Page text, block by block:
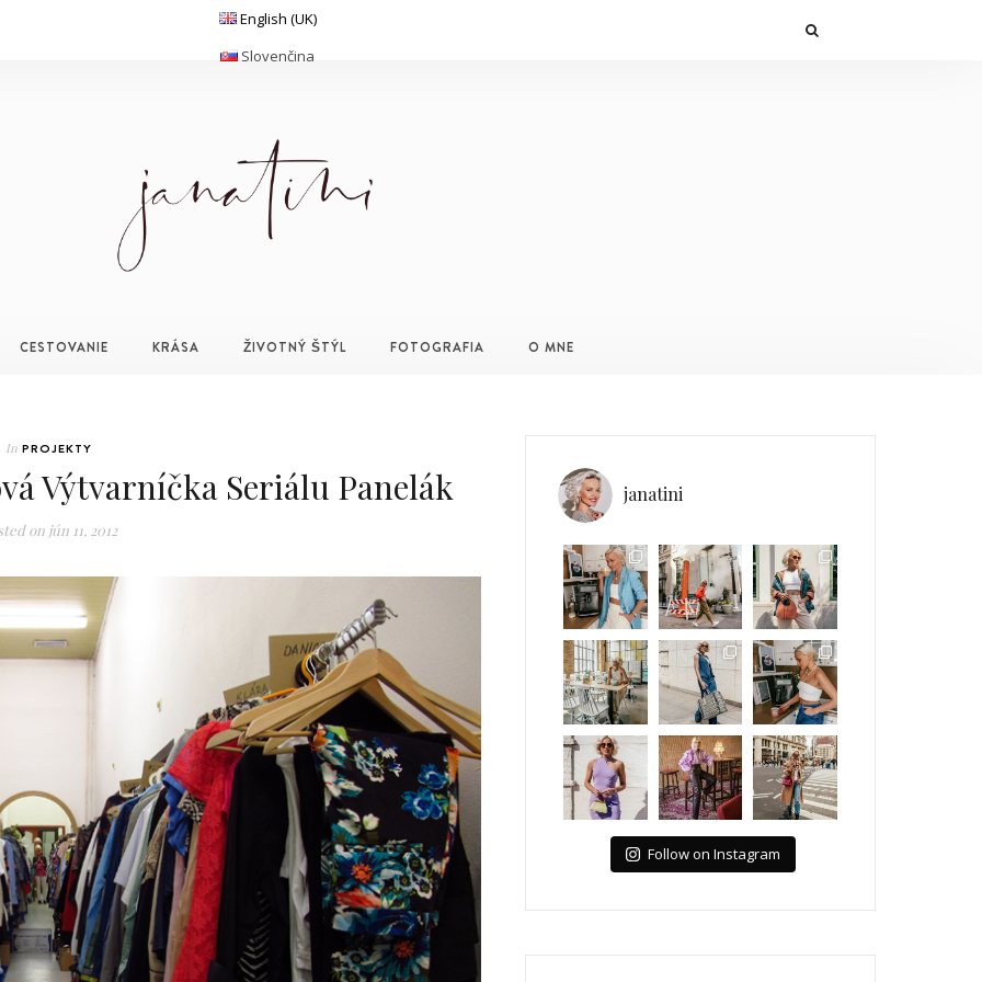
English (UK)
Slovenčina
CESTOVANIE KRÁSA ŽIVOTNÝ ŠTÝL FOTOGRAFIA O MNE
In PROJEKTY
Výtvarníčka Seriálu Panelák
onjún 11, 2012
janatini
Follow on Instagram